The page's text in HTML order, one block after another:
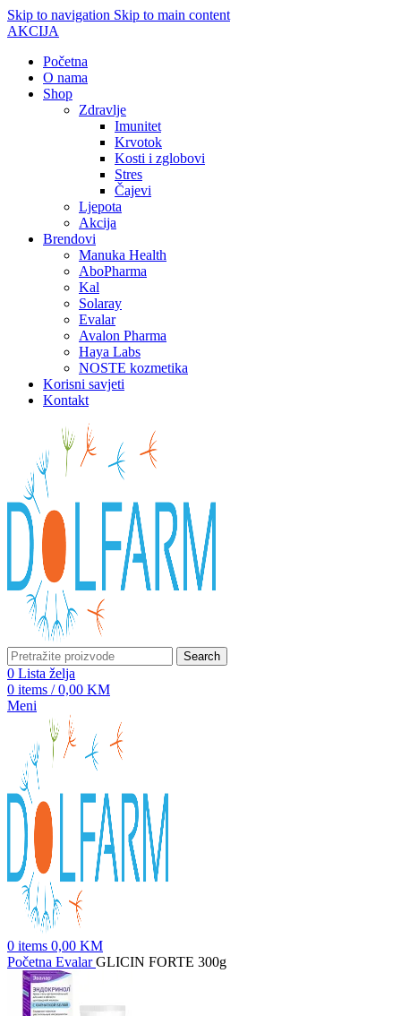
Skip to navigation Skip to main content
AKCIJA
Početna
O nama
Shop
Zdravlje
Imunitet
Krvotok
Kosti i zglobovi
Stres
Čajevi
Ljepota
Akcija
Brendovi
Manuka Health
AboPharma
Kal
Solaray
Evalar
Avalon Pharma
Haya Labs
NOSTE kozmetika
Korisni savjeti
Kontakt
Search
0 Lista želja
0 items / 0,00 KM
Meni
0 items 0,00 KM
Početna EvalarGLICIN FORTE 300g